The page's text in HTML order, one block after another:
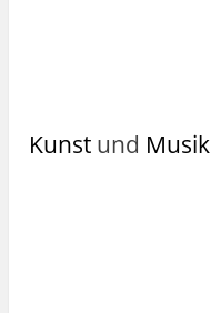
Kunst und Musik